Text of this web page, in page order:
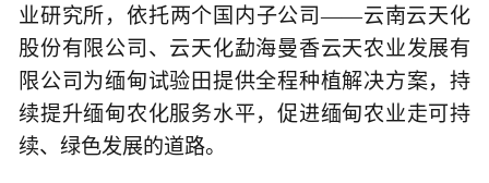
业研究所，依托两个国内子公司——云南云天化
股份有限公司、云天化勐海曼香云天农业发展有
限公司为缅甸试验田提供全程种植解决方案，持
续提升缅甸农化服务水平，促进缅甸农业走可持
续、绿色发展的道路。